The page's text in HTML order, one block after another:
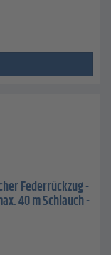
Federrückzug -
40 m Schlauch -